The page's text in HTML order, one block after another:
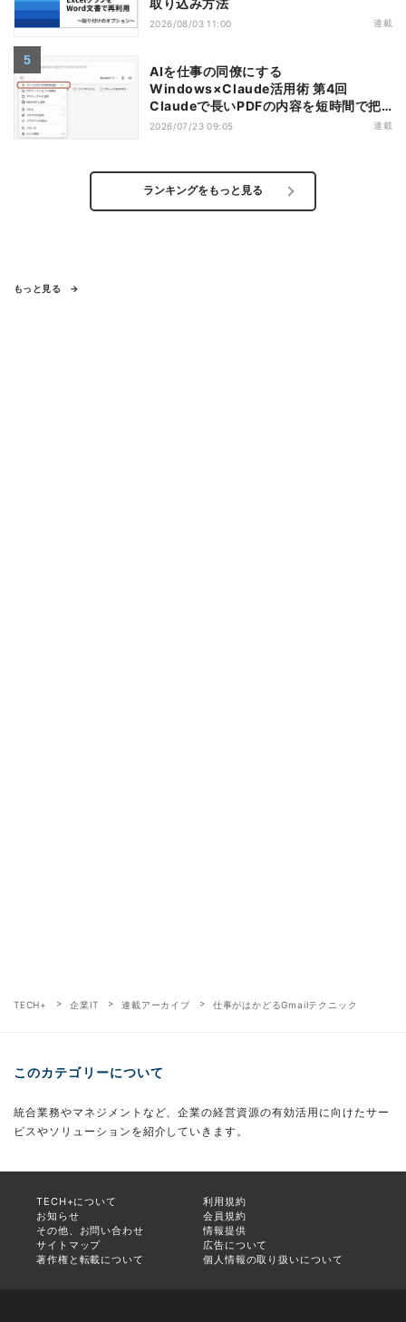
取り込み方法
2026/08/03 11:00 連載
AIを仕事の同僚にする
Windows×Claude活用術 第4回
Claudeで長いPDFの内容を短時間で把
握する
2026/07/23 09:05 連載
ランキングをもっと見る
もっと見る
TECH+ 企業IT 連載アーカイブ 仕事がはかどるGmailテクニック
このカテゴリーについて
統合業務やマネジメントなど、企業の経営資源の有効活用に向けたサー
ビスやソリューションを紹介していきます。
TECH+について
利用規約
お知らせ
会員規約
その他、お問い合わせ
情報提供
サイトマップ
広告について
著作権と転載について
個人情報の取り扱いについて